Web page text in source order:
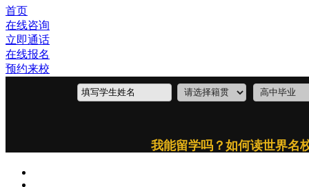
首页
在线咨询
立即通话
在线报名
预约来校